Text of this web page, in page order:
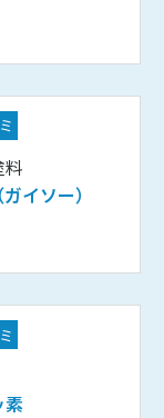
料
イソー）
素